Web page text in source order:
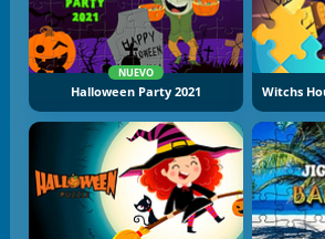
NUEVO
Halloween Party 2021